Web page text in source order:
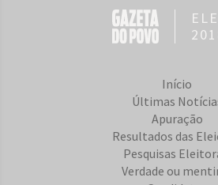
Início
Últimas
Apuração
Resultados das
Pesquisas
Verdade ou